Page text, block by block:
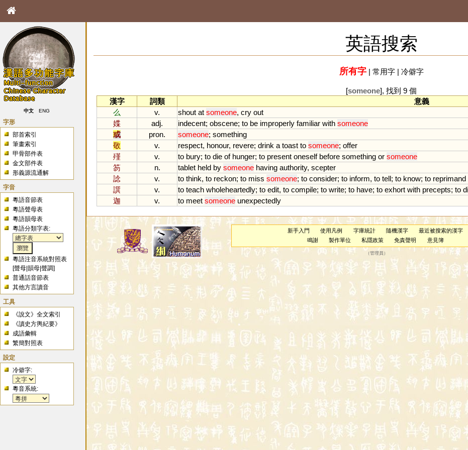
中文 ENG
字形
部首索引
筆畫索引
甲骨部件表
金文部件表
形義源流通解
字音
粵語音節表
粵語聲母表
粵語韻母表
粵語分類字表:
粵語注音系統對照表
[聲母 |韻母 |聲調]
普通話音節表
其他方言讀音
工具
《說文》全文索引
《讀史方輿紀要》
成語彙輯
繁簡對照表
設定
冷僻字:
粵音系統:
英語搜索
所有字| 常用字| 冷僻字
[someone], 找到 9 個
漢字
詞類
意義
么
v. shout at someone, cry out
媟
adj. indecent; obscene; to be improperly familiar with someone
或
pron. someone; something
敬
v. respect, honour, revere; drink a toast to someone; offer
殣
v. to bury; to die of hunger; to present oneself before something or someone
笏
n. tablet held by someone having authority, scepter
諗
v. to think, to reckon; to miss someone; to consider; to inform, to tell; to know; to reprimand
譔
v. to teach wholeheartedly; to edit, to compile; to write; to have; to exhort with precepts; to
迦
v. to meet someone unexpectedly
新手入門 使用凡例 字庫統計 隨機漢字
最近被搜索的漢字
鳴謝
製作單位 私隱政策 免責聲明 意見簿
（管理員 ）